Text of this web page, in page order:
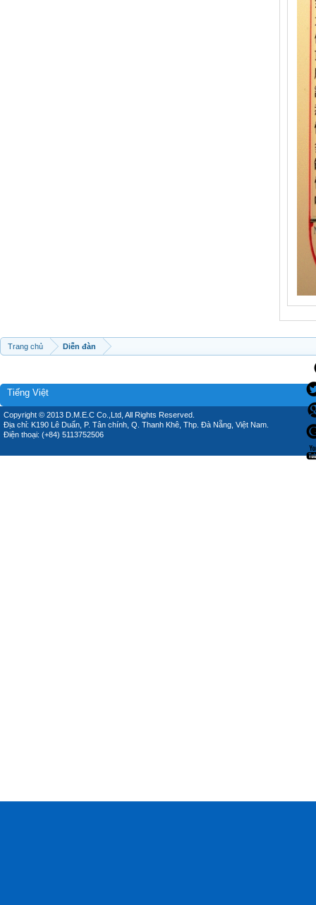
Trang chủ Diễn đàn
Tiếng Việt
Copyright © 2013 D.M.E.C Co.,Ltd, All Rights Reserved.
Địa chỉ: K190 Lê Duẩn, P. Tân chính, Q. Thanh Khê, Thp. Đà Nẵng, Việt Nam.
Điện thoại: (+84) 5113752506